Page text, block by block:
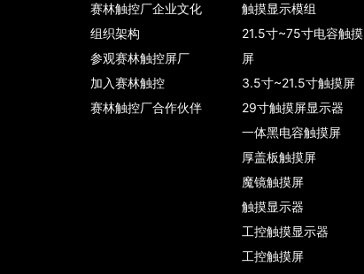
赛林触控厂企业文化
组织架构
参观赛林触控屏厂
加入赛林触控
赛林触控厂合作伙伴
触摸显示模组
21.5寸~75寸电容触摸
屏
3.5寸~21.5寸触摸屏
29寸触摸屏显示器
一体黑电容触摸屏
厚盖板触摸屏
魔镜触摸屏
触摸显示器
工控触摸显示器
工控触摸屏